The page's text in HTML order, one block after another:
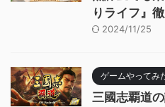
りライフ』
2024/11/25
ゲームやってみ
三國志覇道